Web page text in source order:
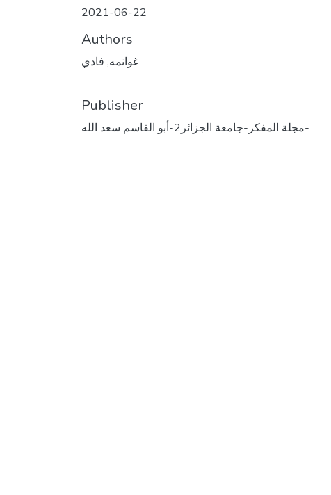
2021-06-22
Authors
غوانمه, فادي
Publisher
مجلة المفكر-جامعة الجزائر2-أبو القاسم سعد الله-